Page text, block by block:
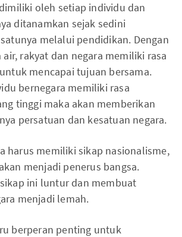
oleh setiap individu dan
ditanamkan sejak sedini
melalui pendidikan. Dengan
rakyat dan negara memiliki rasa
mencapai tujuan bersama.
bernegara memiliki rasa
tinggi maka akan memberikan
persatuan dan kesatuan negara.
harus memiliki sikap nasionalisme,
menjadi penerus bangsa.
ini luntur dan membuat
menjadi lemah.
berperan penting untuk